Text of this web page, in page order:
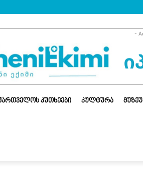
-
ᲙᲣᲗᲮᲔᲔᲑᲘ ᲙᲣᲚᲢᲣᲠᲐ